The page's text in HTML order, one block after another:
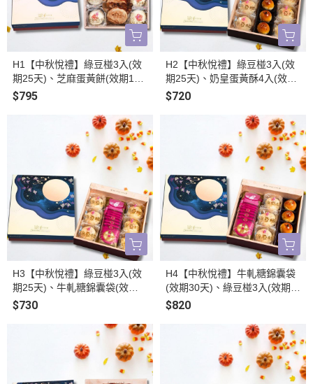
H1【中秋悅禮】綠豆椪3入(效
期25天)、芝麻蛋黃餅(效期15
天)、奶皇綠豆椪3入(效期25天)
$795
H2【中秋悅禮】綠豆椪3入(效
期25天)、奶皇蛋黃酥4入(效期
7天)、奶皇綠豆椪3入(效期25
$720
H3【中秋悅禮】綠豆椪3入(效
期25天)、牛軋糖錦囊袋(效期3
0天)、奶皇綠豆椪3入(效期25
$730
H4【中秋悅禮】牛軋糖錦囊袋
(效期30天)、綠豆椪3入(效期2
5天)、奶皇蛋黃酥4入(效期7天)
$820